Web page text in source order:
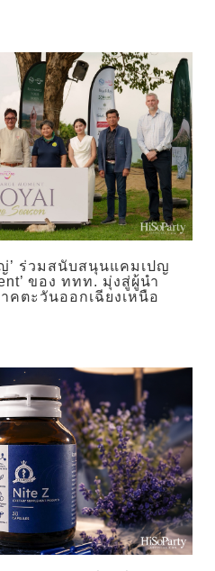
’ ร่วมสนับสนุนแคมเปญ
ของ ททท. มุ่งสู่ผู้นำ
คตะวันออกเฉียงเหนือ